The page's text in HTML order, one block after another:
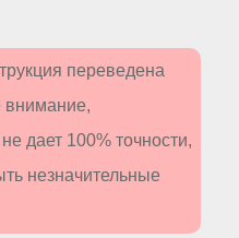
переведена
внимание,
дает 100% точности,
незначительные